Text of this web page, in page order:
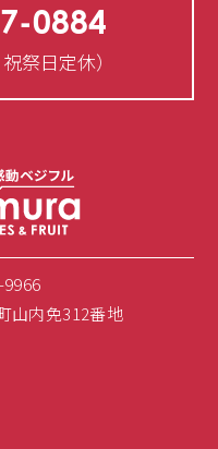
0884
祭日定休）
山内免312番地